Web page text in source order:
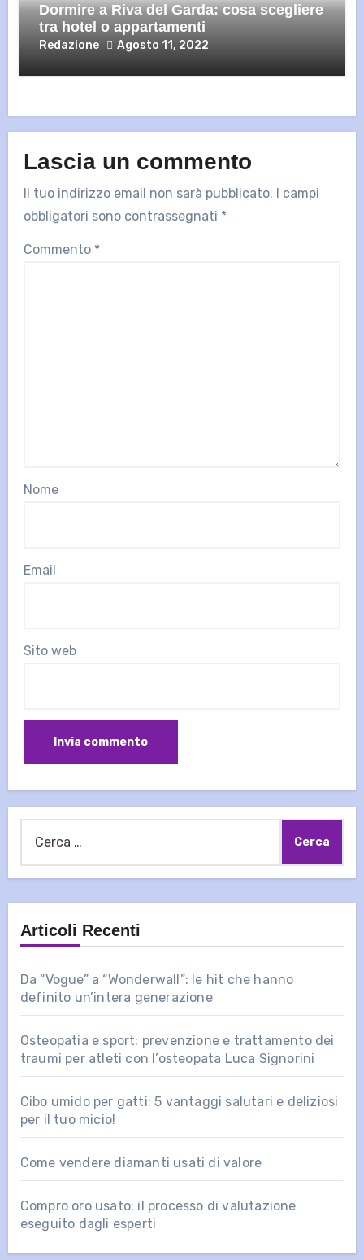
Dormire a Riva del Garda: cosa scegliere
tra hotel o appartamenti
Redazione Agosto 11, 2022
Lascia un commento
Il tuo indirizzo email non sarà pubblicato. I campi
obbligatori sono contrassegnati *
Commento *
Nome
Email
Sito web
Articoli Recenti
Da “Vogue” a “Wonderwall”: le hit che hanno
definito un’intera generazione
Osteopatia e sport: prevenzione e trattamento dei
traumi per atleti con l’osteopata Luca Signorini
Cibo umido per gatti: 5 vantaggi salutari e deliziosi
per il tuo micio!
Come vendere diamanti usati di valore
Compro oro usato: il processo di valutazione
eseguito dagli esperti